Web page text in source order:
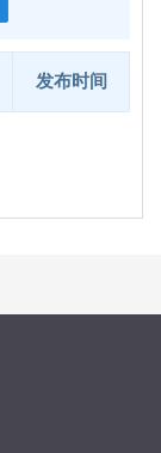
发布时间